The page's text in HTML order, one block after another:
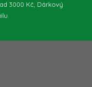
3000 Kč, Dárkový